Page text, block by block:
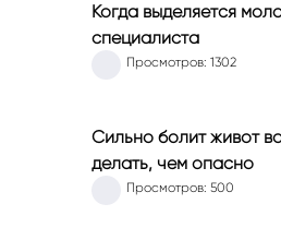
Когда выделяется
специалиста
Просмотров: 1302
Сильно болит живот
делать, чем опасно
Просмотров: 500